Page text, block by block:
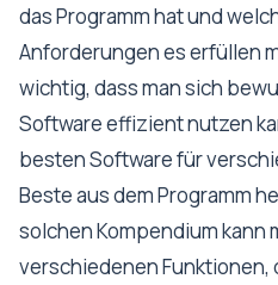
das Programm hat und
Anforderungen es erfüllen
wichtig, dass man sich
Software effizient nutzen
besten Software für
Beste aus dem Programm
solchen Kompendium kann
verschiedenen Funktionen,